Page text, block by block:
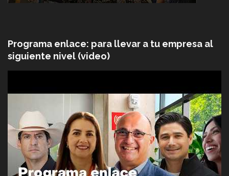
Programa enlace: para llevar a tu empresa al
siguiente nivel (video)